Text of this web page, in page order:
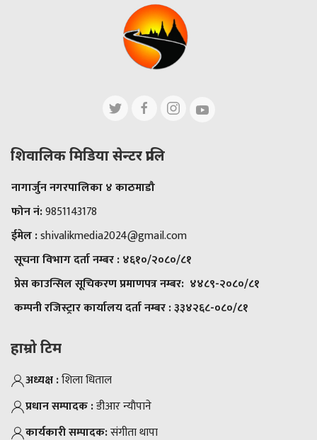
शिवालिक मिडिया सेन्टर प्रालि
नागार्जुन नगरपालिका ४ काठमाडौ
फोन नं:9851143178
ईमेल :shivalikmedia2024@gmail.com
सूचना विभाग दर्ता नम्बर :४६१०/२०८०/८१
प्रेस काउन्सिल सूचिकरण प्रमाणपत्र नम्बर: ४४८९-२०८०/८१
कम्पनी रजिस्ट्रार कार्यालय दर्ता नम्बर :३३४२६८-०८०/८१
हाम्रो टिम
अध्यक्ष :शिला धिताल
प्रधान सम्पादक :डीआर न्याैपाने
कार्यकारी सम्पादक:संगीता थापा